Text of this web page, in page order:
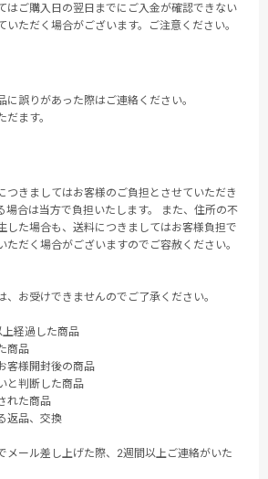
はご購入日の翌日までにご入金が確認できない
ただく場合がございます。ご注意ください。
に誤りがあった際はご連絡ください。
ます。
つきましてはお客様のご負担とさせていただき
場合は当方で負担いたします。 また、住所の不
した場合も、送料につきましてはお客様負担で
ただく場合がございますのでご容赦ください。
、お受けできませんのでご了承ください。
上経過した商品
商品
客様開封後の商品
と判断した商品
れた商品
返品、交換
メール差し上げた際、2週間以上ご連絡がいた